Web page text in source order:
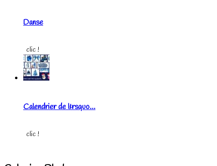
Danse
clic !
Calendrier de l&rsquo...
clic !